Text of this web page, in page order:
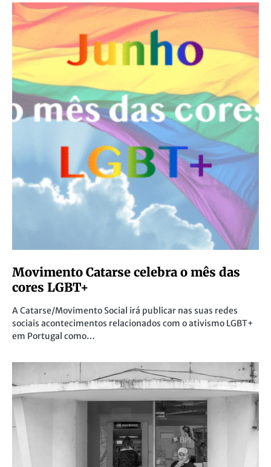
Movimento Catarse celebra o mês das
cores LGBT+
A Catarse/Movimento Social irá publicar nas suas redes
sociais acontecimentos relacionados com o ativismo LGBT+
em Portugal como…